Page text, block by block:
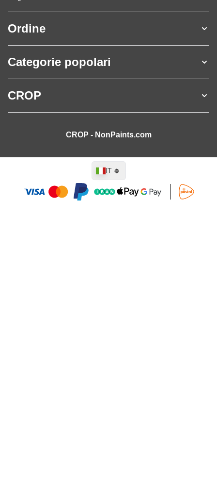
Ordine
Categorie popolari
CROP
CROP - NonPaints.com
Lingua
IT